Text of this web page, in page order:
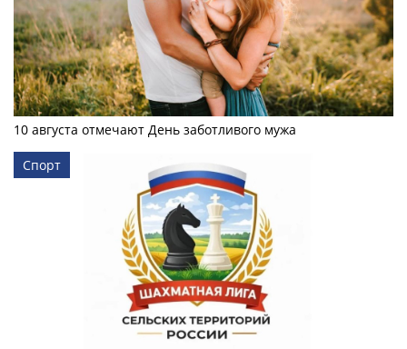
10 августа отмечают День заботливого мужа
Спорт